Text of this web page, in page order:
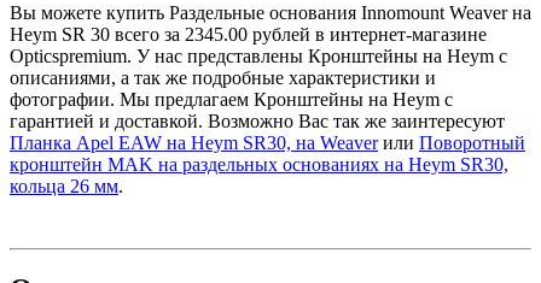
Вы можете купить Раздельные основания Innomount Weaver на
Heym SR 30 всего за 2345.00 рублей в интернет-магазине
Opticspremium. У нас представлены Кронштейны на Heym с
описаниями, а так же подробные характеристики и
фотографии. Мы предлагаем Кронштейны на Heym с
гарантией и доставкой. Возможно Вас так же заинтересуют
Планка Apel EAW на Heym SR30, на Weaverили Поворотный
кронштейн MAK на раздельных основаниях на Heym SR30,
кольца 26 мм.